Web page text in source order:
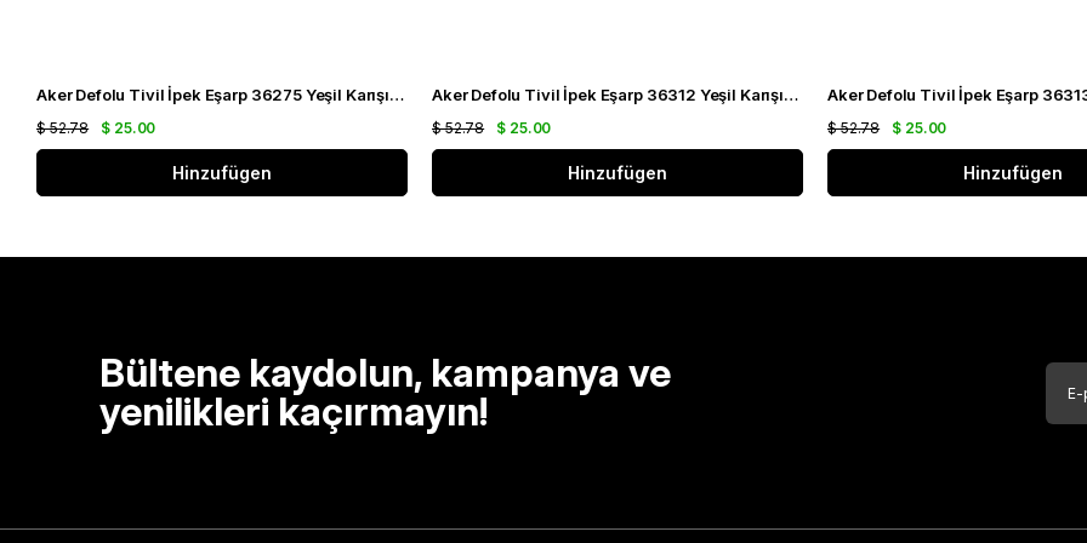
Aker Defolu Tivil İpek Eşarp 36275 Yeşil Karışık Desen
$ 25.00
$ 52.78
Hinzufügen
Aker Defolu Tivil İpek Eşarp 36312 Yeşil Karışık Desen
$ 25.00
$ 52.78
Hinzufügen
$ 25.00
$ 52.78
Hinzufügen
Bültene kaydolun, kampanya ve
yenilikleri kaçırmayın!